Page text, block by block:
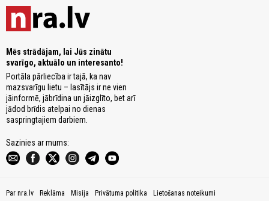
Mēs strādājam, lai Jūs zinātu
svarīgo, aktuālo un interesanto!
Portāla pārliecība ir tajā, ka nav
mazsvarīgu lietu – lasītājs ir ne vien
jāinformē, jābrīdina un jāizglīto, bet arī
jādod brīdis atelpai no dienas
saspringtajiem darbiem.
Sazinies ar mums:
Par nra.lv Reklāma Misija Privātuma politika Lietošanas noteikumi